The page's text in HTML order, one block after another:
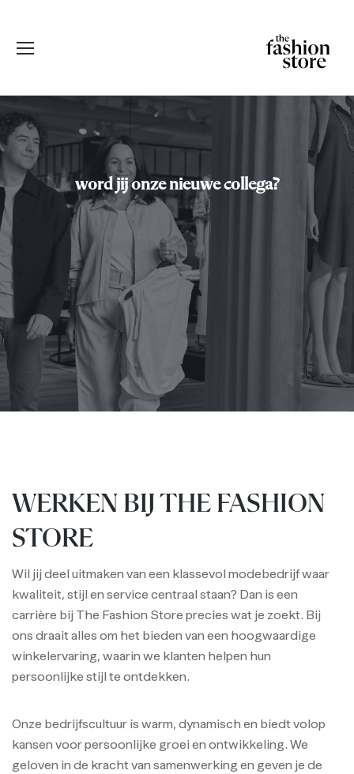
word jij onze nieuwe collega?
WERKEN BIJ THE FASHION
STORE
Wil jij deel uitmaken van een klassevol modebedrijf waar
kwaliteit, stijl en service centraal staan? Dan is een
carrière bij The Fashion Store precies wat je zoekt. Bij
ons draait alles om het bieden van een hoogwaardige
winkelervaring, waarin we klanten helpen hun
persoonlijke stijl te ontdekken.
Onze bedrijfscultuur is warm, dynamisch en biedt volop
kansen voor persoonlijke groei en ontwikkeling. We
geloven in de kracht van samenwerking en geven je de